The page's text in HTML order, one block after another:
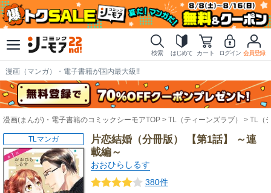
検索 はじめて カート ログイン 会員登録
漫画（マンガ）・電子書籍が国内最大級!!
漫画(まんが)・電子書籍のコミックシーモアTOP TL（ティーンズラブ） TL（
片恋結婚（分冊版） 【第1話】 ～連
載編～
おおひらしるす
380件
TLマンガ